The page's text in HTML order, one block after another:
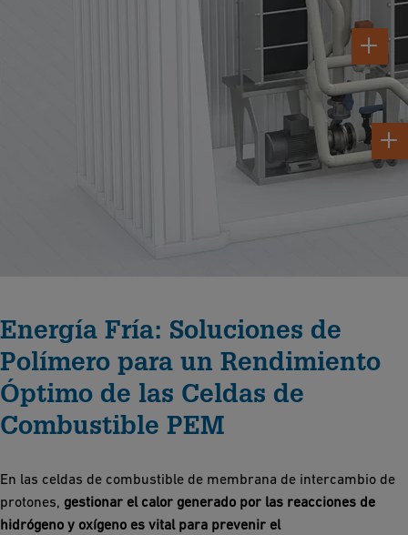
Energía Fría: Soluciones de
Polímero para un Rendimiento
Óptimo de las Celdas de
Combustible PEM
En las celdas de combustible de membrana de intercambio de
protones, gestionar el calor generado por las reacciones de
hidrógeno y oxígeno es vital para prevenir el